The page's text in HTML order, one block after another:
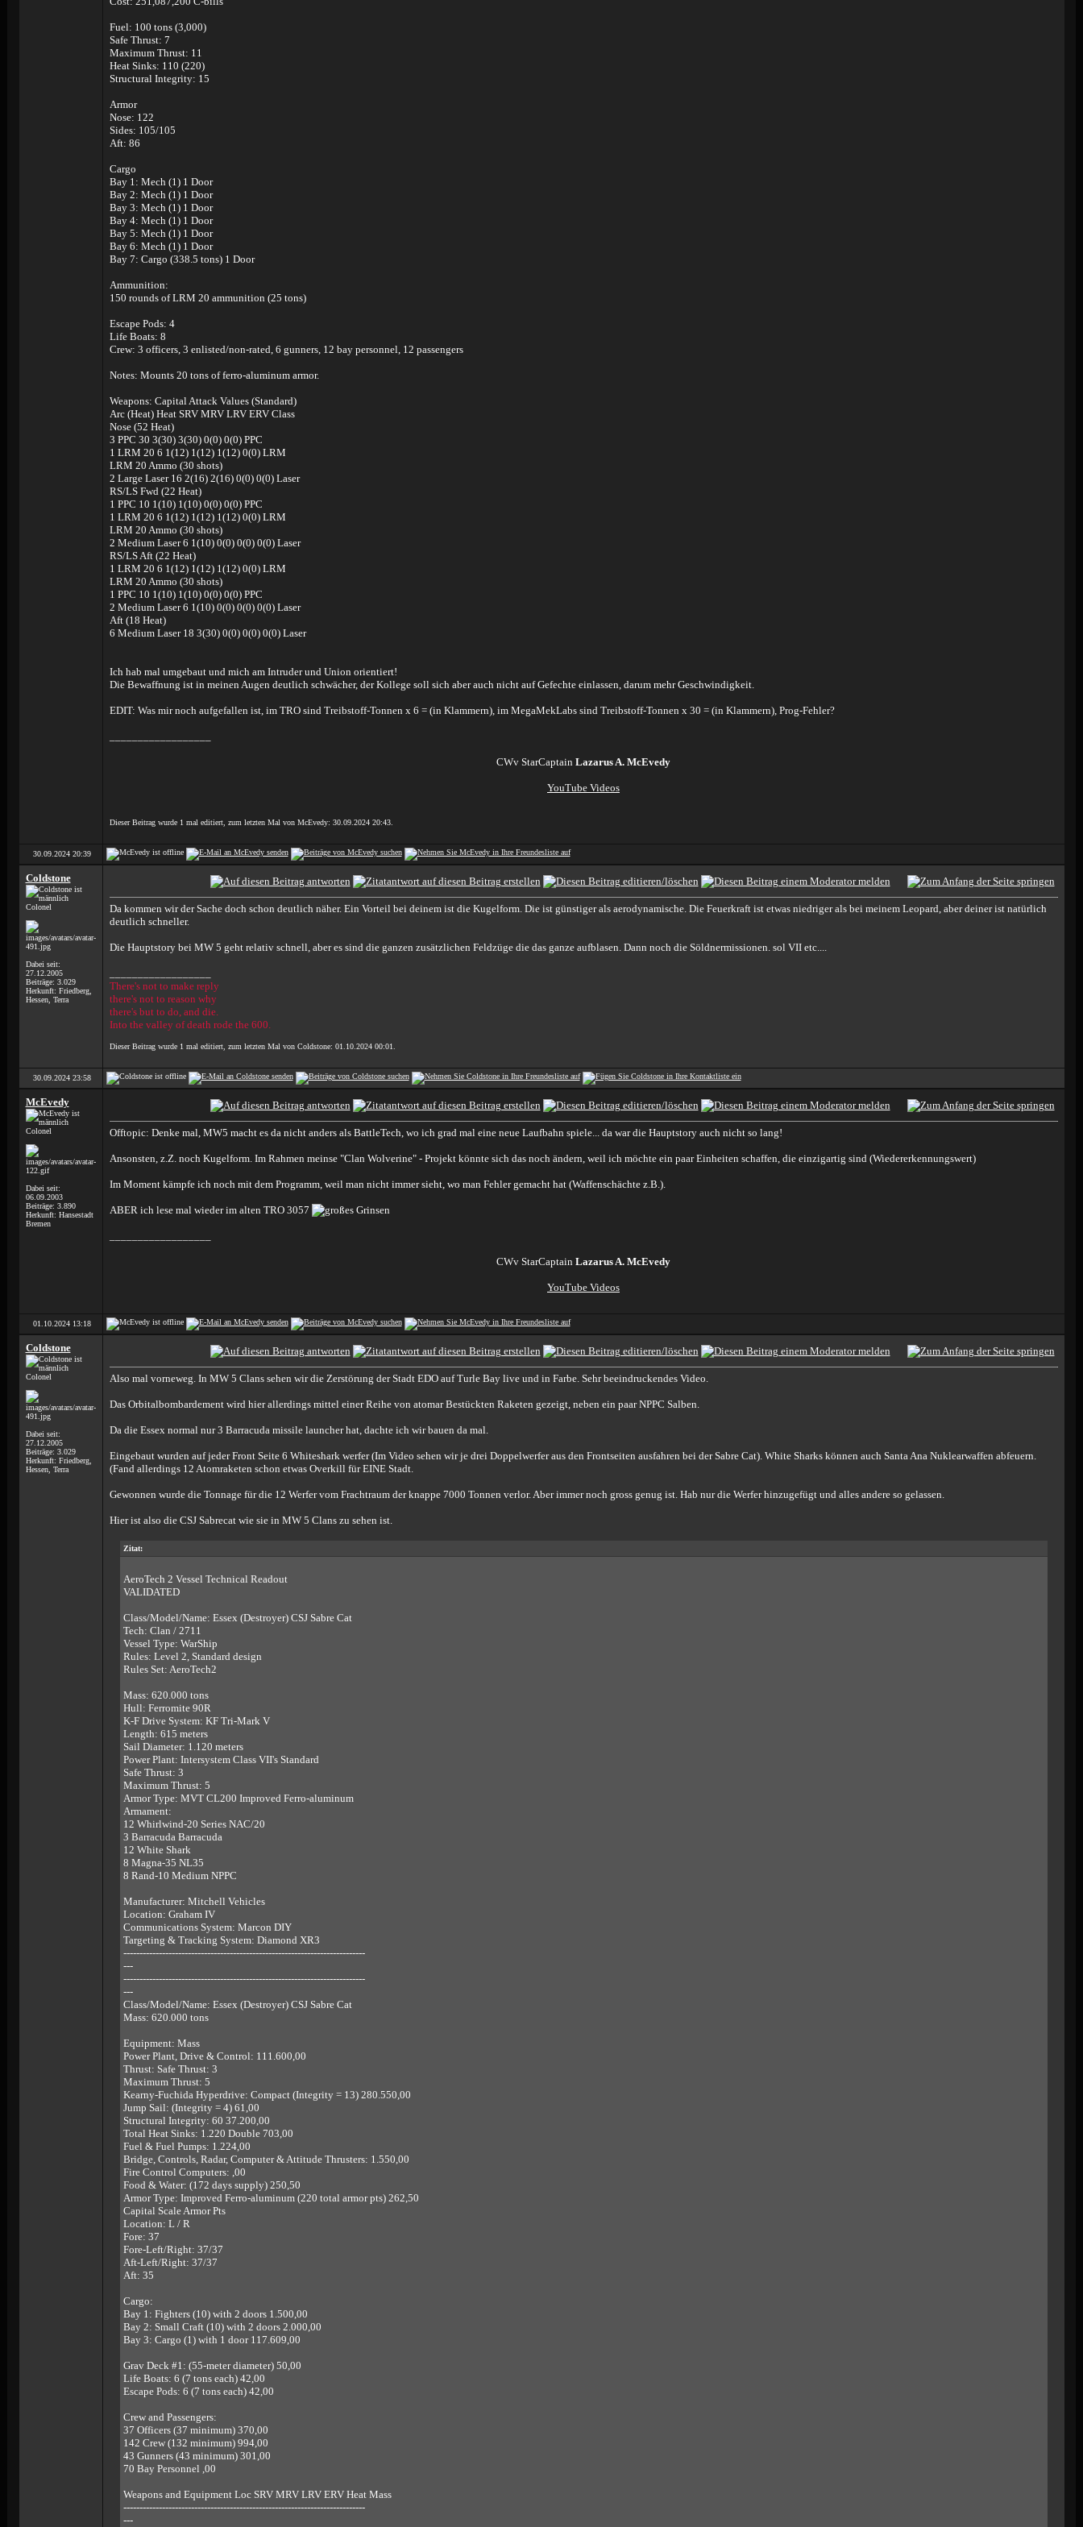
Fuel: 100 tons (3,000)
Safe Thrust: 7
Maximum Thrust: 11
Heat Sinks: 110 (220)
Structural Integrity: 15
Armor
Nose: 122
Sides: 105/105
Aft: 86
Cargo
Bay 1: Mech (1) 1 Door
Bay 2: Mech (1) 1 Door
Bay 3: Mech (1) 1 Door
Bay 4: Mech (1) 1 Door
Bay 5: Mech (1) 1 Door
Bay 6: Mech (1) 1 Door
Bay 7: Cargo (338.5 tons) 1 Door
Ammunition:
150 rounds of LRM 20 ammunition (25 tons)
Escape Pods: 4
Life Boats: 8
Crew: 3 officers, 3 enlisted/non-rated, 6 gunners, 12 bay personnel, 12 passengers
Notes: Mounts 20 tons of ferro-aluminum armor.
Weapons: Capital Attack Values (Standard)
Arc (Heat) Heat SRV MRV LRV ERV Class
Nose (52 Heat)
3 PPC 30 3(30) 3(30) 0(0) 0(0) PPC
1 LRM 20 6 1(12) 1(12) 1(12) 0(0) LRM
LRM 20 Ammo (30 shots)
2 Large Laser 16 2(16) 2(16) 0(0) 0(0) Laser
RS/LS Fwd (22 Heat)
1 PPC 10 1(10) 1(10) 0(0) 0(0) PPC
1 LRM 20 6 1(12) 1(12) 1(12) 0(0) LRM
LRM 20 Ammo (30 shots)
2 Medium Laser 6 1(10) 0(0) 0(0) 0(0) Laser
RS/LS Aft (22 Heat)
1 LRM 20 6 1(12) 1(12) 1(12) 0(0) LRM
LRM 20 Ammo (30 shots)
1 PPC 10 1(10) 1(10) 0(0) 0(0) PPC
2 Medium Laser 6 1(10) 0(0) 0(0) 0(0) Laser
Aft (18 Heat)
6 Medium Laser 18 3(30) 0(0) 0(0) 0(0) Laser
Ich hab mal umgebaut und mich am Intruder und Union orientiert!
Die Bewaffnung ist in meinen Augen deutlich schwächer, der Kollege soll sich aber auch nicht auf Gefechte einlassen, darum mehr Geschwindigkeit.
EDIT: Was mir noch aufgefallen ist, im TRO sind Treibstoff-Tonnen x 6 = (in Klammern), im MegaMekLabs sind Treibstoff-Tonnen x 30 = (in Klammern), Prog-Fehler?
CWv StarCaptain Lazarus A. McEvedy
YouTube Videos
Dieser Beitrag wurde 1 mal editiert, zum letzten Mal von McEvedy: 30.09.2024 20:43.
30.09.2024 20:39
Coldstone
Colonel
Dabei seit:
27.12.2005
Beiträge: 3.029
Herkunft: Friedberg,
Hessen, Terra
Da kommen wir der Sache doch schon deutlich näher. Ein Vorteil bei deinem ist die Kugelform. Die ist günstiger als aerodynamische. Die Feuerkraft ist etwas niedriger als bei meinem Leopard, aber deiner ist natürlich
deutlich schneller.
Die Hauptstory bei MW 5 geht relativ schnell, aber es sind die ganzen zusätzlichen Feldzüge die das ganze aufblasen. Dann noch die Söldnermissionen. sol VII etc....
There's not to make reply
there's not to reason why
there's but to do, and die.
Into the valley of death rode the 600.
Dieser Beitrag wurde 1 mal editiert, zum letzten Mal von Coldstone: 01.10.2024 00:01
30.09.2024 23:58
McEvedy
Colonel
Dabei seit:
06.09.2003
Beiträge: 3.890
Herkunft: Hansestadt
Bremen
Offtopic: Denke mal, MW5 macht es da nicht anders als BattleTech, wo ich grad mal eine neue Laufbahn spiele... da war die Hauptstory auch nicht so lang!
Ansonsten, z.Z. noch Kugelform. Im Rahmen meinse "Clan Wolverine" - Projekt könnte sich das noch ändern, weil ich möchte ein paar Einheiten schaffen, die einzigartig sind (Wiedererkennungswert)
Im Moment kämpfe ich noch mit dem Programm, weil man nicht immer sieht, wo man Fehler gemacht hat (Waffenschächte z.B.).
ABER ich lese mal wieder im alten TRO 3057
CWv StarCaptain Lazarus A. McEvedy
YouTube Videos
01.10.2024 13:18
Coldstone
Colonel
Dabei seit:
27.12.2005
Beiträge: 3.029
Herkunft: Friedberg,
Hessen, Terra
Also mal vorneweg. In MW 5 Clans sehen wir die Zerstörung der Stadt EDO auf Turle Bay live und in Farbe. Sehr beeindruckendes Video.
Das Orbitalbombardement wird hier allerdings mittel einer Reihe von atomar Bestückten Raketen gezeigt, neben ein paar NPPC Salben.
Da die Essex normal nur 3 Barracuda missile launcher hat, dachte ich wir bauen da mal.
Eingebaut wurden auf jeder Front Seite 6 Whiteshark werfer (Im Video sehen wir je drei Doppelwerfer aus den Frontseiten ausfahren bei der Sabre Cat). White Sharks können auch Santa Ana Nuklearwaffen abfeuern.
(Fand allerdings 12 Atomraketen schon etwas Overkill für EINE Stadt.
Gewonnen wurde die Tonnage für die 12 Werfer vom Frachtraum der knappe 7000 Tonnen verlor. Aber immer noch gross genug ist. Hab nur die Werfer hinzugefügt und alles andere so gelassen.
Hier ist also die CSJ Sabrecat wie sie in MW 5 Clans zu sehen ist.
Zitat:
AeroTech 2 Vessel Technical Readout
VALIDATED
Class/Model/Name: Essex (Destroyer) CSJ Sabre Cat
Tech: Clan / 2711
Vessel Type: WarShip
Rules: Level 2, Standard design
Rules Set: AeroTech2
Mass: 620.000 tons
Hull: Ferromite 90R
K-F Drive System: KF Tri-Mark V
Length: 615 meters
Sail Diameter: 1.120 meters
Power Plant: Intersystem Class VII's Standard
Safe Thrust: 3
Maximum Thrust: 5
Armor Type: MVT CL200 Improved Ferro-aluminum
Armament:
12 Whirlwind-20 Series NAC/20
3 Barracuda Barracuda
12 White Shark
8 Magna-35 NL35
8 Rand-10 Medium NPPC
Manufacturer: Mitchell Vehicles
Location: Graham IV
Communications System: Marcon DIY
Targeting & Tracking System: Diamond XR3
---------------------------------------------------------------------------
---
---------------------------------------------------------------------------
---
Class/Model/Name: Essex (Destroyer) CSJ Sabre Cat
Mass: 620.000 tons
Equipment: Mass
Power Plant, Drive & Control: 111.600,00
Thrust: Safe Thrust: 3
Maximum Thrust: 5
Kearny-Fuchida Hyperdrive: Compact (Integrity = 13) 280.550,00
Jump Sail: (Integrity = 4) 61,00
Structural Integrity: 60 37.200,00
Total Heat Sinks: 1.220 Double 703,00
Fuel & Fuel Pumps: 1.224,00
Bridge, Controls, Radar, Computer & Attitude Thrusters: 1.550,00
Fire Control Computers: ,00
Food & Water: (172 days supply) 250,50
Armor Type: Improved Ferro-aluminum (220 total armor pts) 262,50
Capital Scale Armor Pts
Location: L / R
Fore: 37
Fore-Left/Right: 37/37
Aft-Left/Right: 37/37
Aft: 35
Cargo:
Bay 1: Fighters (10) with 2 doors 1.500,00
Bay 2: Small Craft (10) with 2 doors 2.000,00
Bay 3: Cargo (1) with 1 door 117.609,00
Grav Deck #1: (55-meter diameter) 50,00
Life Boats: 6 (7 tons each) 42,00
Escape Pods: 6 (7 tons each) 42,00
Crew and Passengers:
37 Officers (37 minimum) 370,00
142 Crew (132 minimum) 994,00
43 Gunners (43 minimum) 301,00
70 Bay Personnel ,00
Weapons and Equipment Loc SRV MRV LRV ERV Heat Mass
---------------------------------------------------------------------------
---